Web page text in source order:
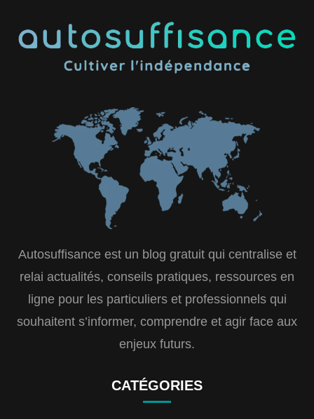
Autosuffisance est un blog gratuit qui centralise et
relai actualités, conseils pratiques, ressources en
ligne pour les particuliers et professionnels qui
souhaitent s’informer, comprendre et agir face aux
enjeux futurs.
CATÉGORIES